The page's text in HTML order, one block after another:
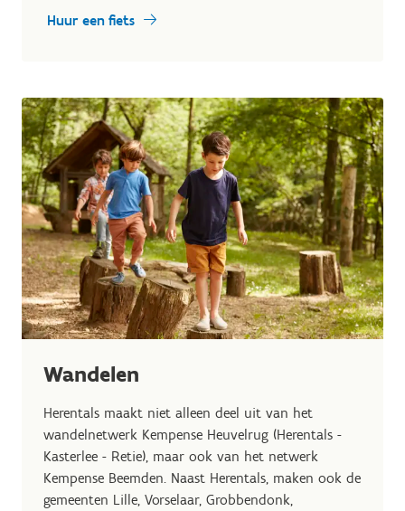
Huur een fiets
Wandelen
Herentals maakt niet alleen deel uit van het
wandelnetwerk Kempense Heuvelrug (Herentals -
Kasterlee - Retie), maar ook van het netwerk
Kempense Beemden. Naast Herentals, maken ook de
gemeenten Lille, Vorselaar, Grobbendonk,